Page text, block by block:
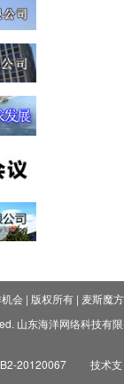
会| 版权所有| 麦斯魔方
山东海洋网络科技有限
20120067
技术支